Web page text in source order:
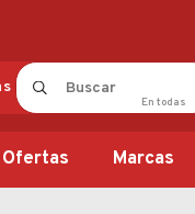
En todas
Ofertas Marcas